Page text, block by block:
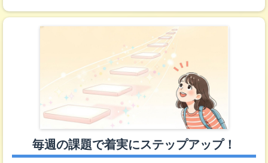
毎週の課題で着実にステップアップ！